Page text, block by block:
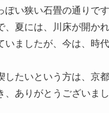
ぽい狭い石畳の通りで
、夏には、川床が開か
いましたが、今は、時
したいという方は、京
、ありがとうございまし